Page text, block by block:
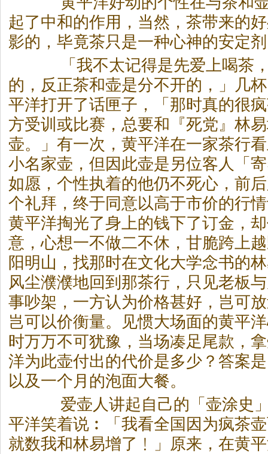
起了中和的作用，当然， 茶带来的
影的，毕竟茶只是一种心神的安定
「我不太记得是先爱上喝茶
的，反正茶和壶是分不开的，」几
平洋打开了话匣子，「那时真的很疯
方受训或比赛，总要和『死党』林
壶。」有一次，黄平洋在一家茶行
小名家壶，但因此壶是另位客人「
如愿，个性执着的他仍不死心，前
个礼拜，终于同意以高于市价的行
黄平洋掏光了身上的钱下了订金，
意，心想一不做二不休，甘脆跨上
阳明山，找那时在文化大学念书的
风尘濮濮地回到那茶行，只见老板
事吵架，一方认为价格甚好，岂可
岂可以价衡量。见惯大场面的黄平
时万万不可犹豫，当场凑足尾款，
洋为此壶付出的代价是多少？答案
以及一个月的泡面大餐。
爱壶人讲起自己的「壶涂史」
平洋笑着说︰「我看全国因为疯茶
就数我和林易增了﹗」原来，在黄